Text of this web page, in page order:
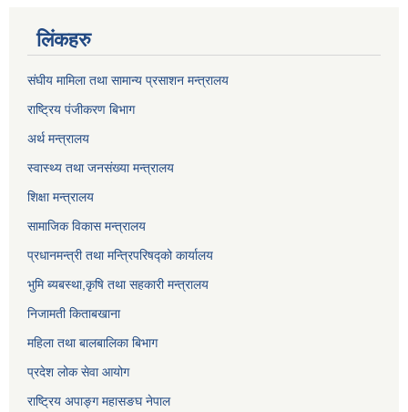
लिंकहरु
संघीय मामिला तथा सामान्य प्रसाशन मन्त्रालय
राष्ट्रिय पंजीकरण बिभाग
अर्थ मन्त्रालय
स्वास्थ्य तथा जनसंख्या मन्त्रालय
शिक्षा मन्त्रालय
सामाजिक विकास मन्त्रालय
प्रधानमन्त्री तथा मन्त्रिपरिषद्को कार्यालय
भुमि ब्यबस्था,कृषि तथा सहकारी मन्त्रालय
निजामती किताबखाना
महिला तथा बालबालिका बिभाग
प्रदेश लोक सेवा आयोग
राष्ट्रिय अपाङ्ग महासङघ नेपाल